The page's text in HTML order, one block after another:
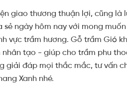
giao thương thuận lợi, cũng là
ngày hôm nay với mong
vực trầm hương. Gỗ trầm Gió
tạo - giúp cho trầm phu
giải đáp mọi thắc mắc, tư vấn
Xanh nhé.